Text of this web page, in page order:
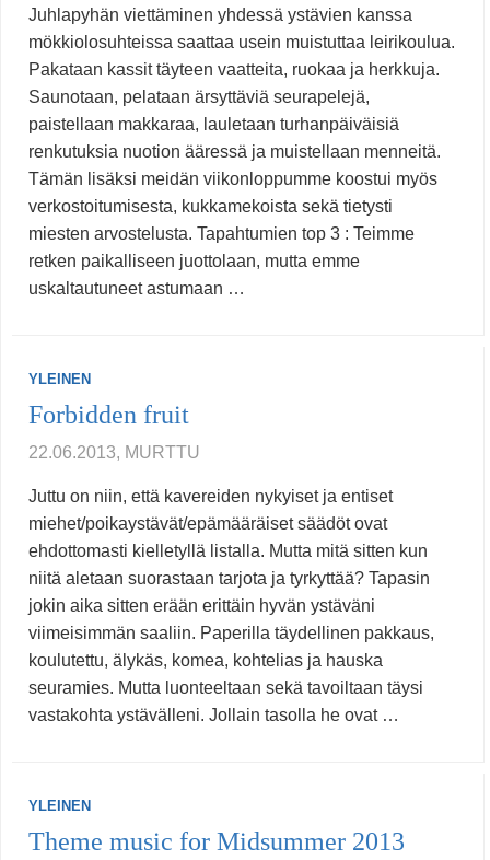
Juhlapyhän viettäminen yhdessä ystävien kanssa
mökkiolosuhteissa saattaa usein muistuttaa leirikoulua.
Pakataan kassit täyteen vaatteita, ruokaa ja herkkuja.
Saunotaan, pelataan ärsyttäviä seurapelejä,
paistellaan makkaraa, lauletaan turhanpäiväisiä
renkutuksia nuotion ääressä ja muistellaan menneitä.
Tämän lisäksi meidän viikonloppumme koostui myös
verkostoitumisesta, kukkamekoista sekä tietysti
miesten arvostelusta. Tapahtumien top 3 : Teimme
retken paikalliseen juottolaan, mutta emme
uskaltautuneet astumaan …
YLEINEN
Forbidden fruit
22.06.2013, MURTTU
Juttu on niin, että kavereiden nykyiset ja entiset
miehet/poikaystävät/epämääräiset säädöt ovat
ehdottomasti kielletyllä listalla. Mutta mitä sitten kun
niitä aletaan suorastaan tarjota ja tyrkyttää? Tapasin
jokin aika sitten erään erittäin hyvän ystäväni
viimeisimmän saaliin. Paperilla täydellinen pakkaus,
koulutettu, älykäs, komea, kohtelias ja hauska
seuramies. Mutta luonteeltaan sekä tavoiltaan täysi
vastakohta ystävälleni. Jollain tasolla he ovat …
YLEINEN
Theme music for Midsummer 2013